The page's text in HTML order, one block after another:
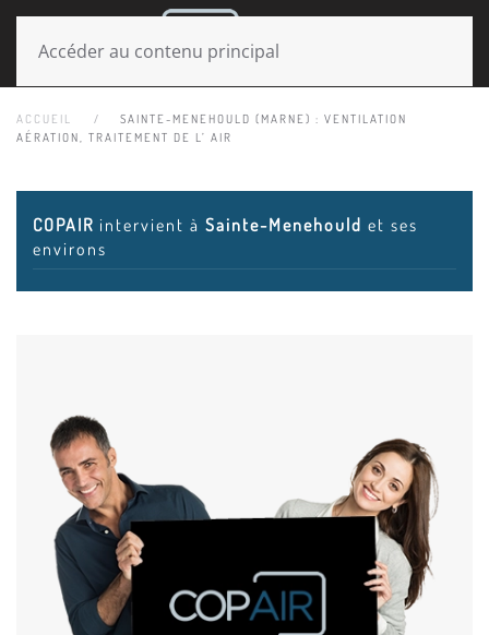
Accéder au contenu principal
ACCUEIL
SAINTE-MENEHOULD (MARNE) : VENTILATION
AÉRATION, TRAITEMENT DE L’ AIR
COPAIR intervient à Sainte-Menehould et ses
environs